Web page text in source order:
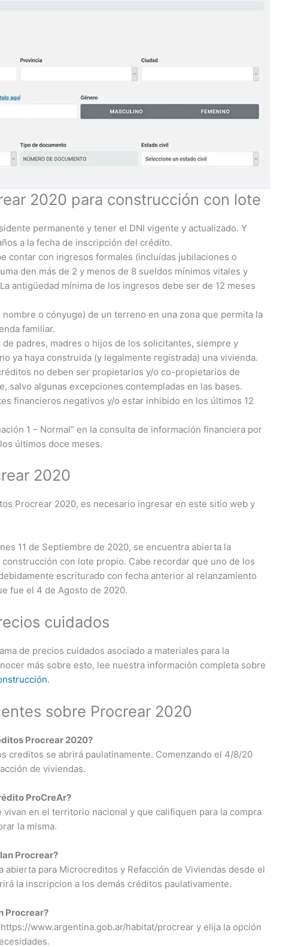
2020 para construcción con lote
permanente y tener el DNI vigente y actualizado. Y
a la fecha de inscripción del crédito.
contar con ingresos formales (incluídas jubilaciones o
den más de 2 y menos de 8 sueldos mínimos vitales y
antigüedad mínima de los ingresos debe ser de 12 meses
o cónyuge) de un terreno en una zona que permita la
familiar.
padres, madres o hijos de los solicitantes, siempre y
ya haya construida (y legalmente registrada) una vivienda.
no deben ser propietarios y/o co-propietarios de
salvo algunas excepciones contempladas en las bases.
financieros negativos y/o estar inhibido en los últimos 12
1 – Normal” en la consulta de información financiera por
últimos doce meses.
2020
Procrear 2020, es necesario ingresar en este sitio web y
11 de Septiembre de 2020, se encuentra abierta la
con lote propio. Cabe recordar que uno de los
escriturado con fecha anterior al relanzamiento
fue el 4 de Agosto de 2020.
cuidados
de precios cuidados asociado a materiales para la
más sobre esto, lee nuestra información completa sobre
.
sobre Procrear 2020
Procrear 2020?
creditos se abrirá paulatinamente. Comenzando el 4/8/20
de viviendas.
ProCreAr?
en el territorio nacional y que califiquen para la compra
la misma.
Procrear?
abierta para Microcreditos y Refacción de Viviendas desde el
la inscripcion a los demás créditos paulativamente.
Procrear?
www.argentina.gob.ar/habitat/procrear y elija la opción